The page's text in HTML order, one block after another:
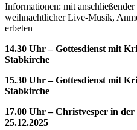
Informationen: mit
weihnachtlicher Live-Musik,
erbeten
14.30 Uhr – Gottesdienst mit
Stabkirche
15.30 Uhr – Gottesdienst mit
Stabkirche
17.00 Uhr – Christvesper in
25.12.2025